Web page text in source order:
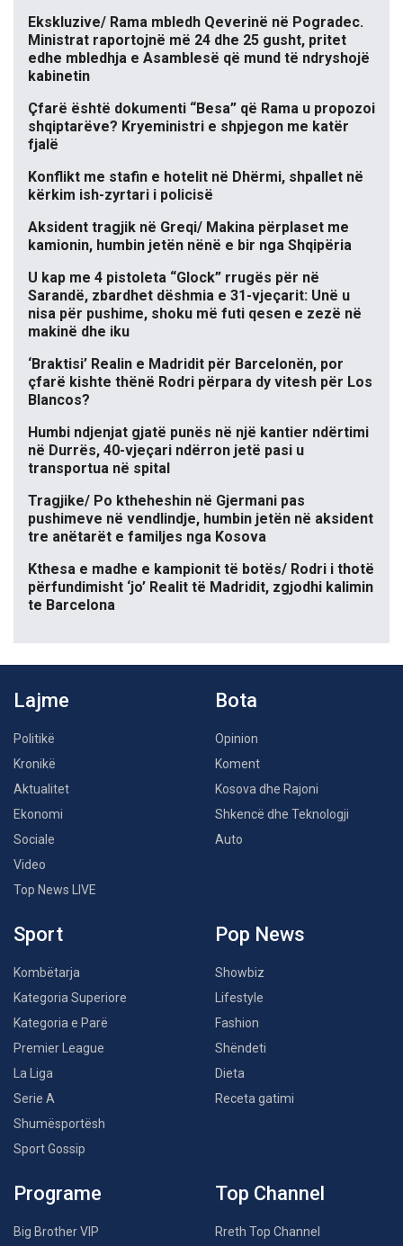
Ekskluzive/ Rama mbledh Qeverinë në Pogradec.
Ministrat raportojnë më 24 dhe 25 gusht, pritet
edhe mbledhja e Asamblesë që mund të ndryshojë
kabinetin
Çfarë është dokumenti “Besa” që Rama u propozoi
shqiptarëve? Kryeministri e shpjegon me katër
fjalë
Konflikt me stafin e hotelit në Dhërmi, shpallet në
kërkim ish-zyrtari i policisë
Aksident tragjik në Greqi/ Makina përplaset me
kamionin, humbin jetën nënë e bir nga Shqipëria
U kap me 4 pistoleta “Glock” rrugës për në
Sarandë, zbardhet dëshmia e 31-vjeçarit: Unë u
nisa për pushime, shoku më futi qesen e zezë në
makinë dhe iku
‘Braktisi’ Realin e Madridit për Barcelonën, por
çfarë kishte thënë Rodri përpara dy vitesh për Los
Blancos?
Humbi ndjenjat gjatë punës në një kantier ndërtimi
në Durrës, 40-vjeçari ndërron jetë pasi u
transportua në spital
Tragjike/ Po ktheheshin në Gjermani pas
pushimeve në vendlindje, humbin jetën në aksident
tre anëtarët e familjes nga Kosova
Kthesa e madhe e kampionit të botës/ Rodri i thotë
përfundimisht ‘jo’ Realit të Madridit, zgjodhi kalimin
te Barcelona
Lajme
Politikë
Kronikë
Aktualitet
Ekonomi
Sociale
Video
Top News LIVE
Bota
Opinion
Koment
Kosova dhe Rajoni
Shkencë dhe Teknologji
Auto
Sport
Kombëtarja
Kategoria Superiore
Kategoria e Parë
Premier League
La Liga
Serie A
Shumësportësh
Sport Gossip
Pop News
Showbiz
Lifestyle
Fashion
Shëndeti
Dieta
Receta gatimi
Programe
Big Brother VIP
Top Channel
Rreth Top Channel